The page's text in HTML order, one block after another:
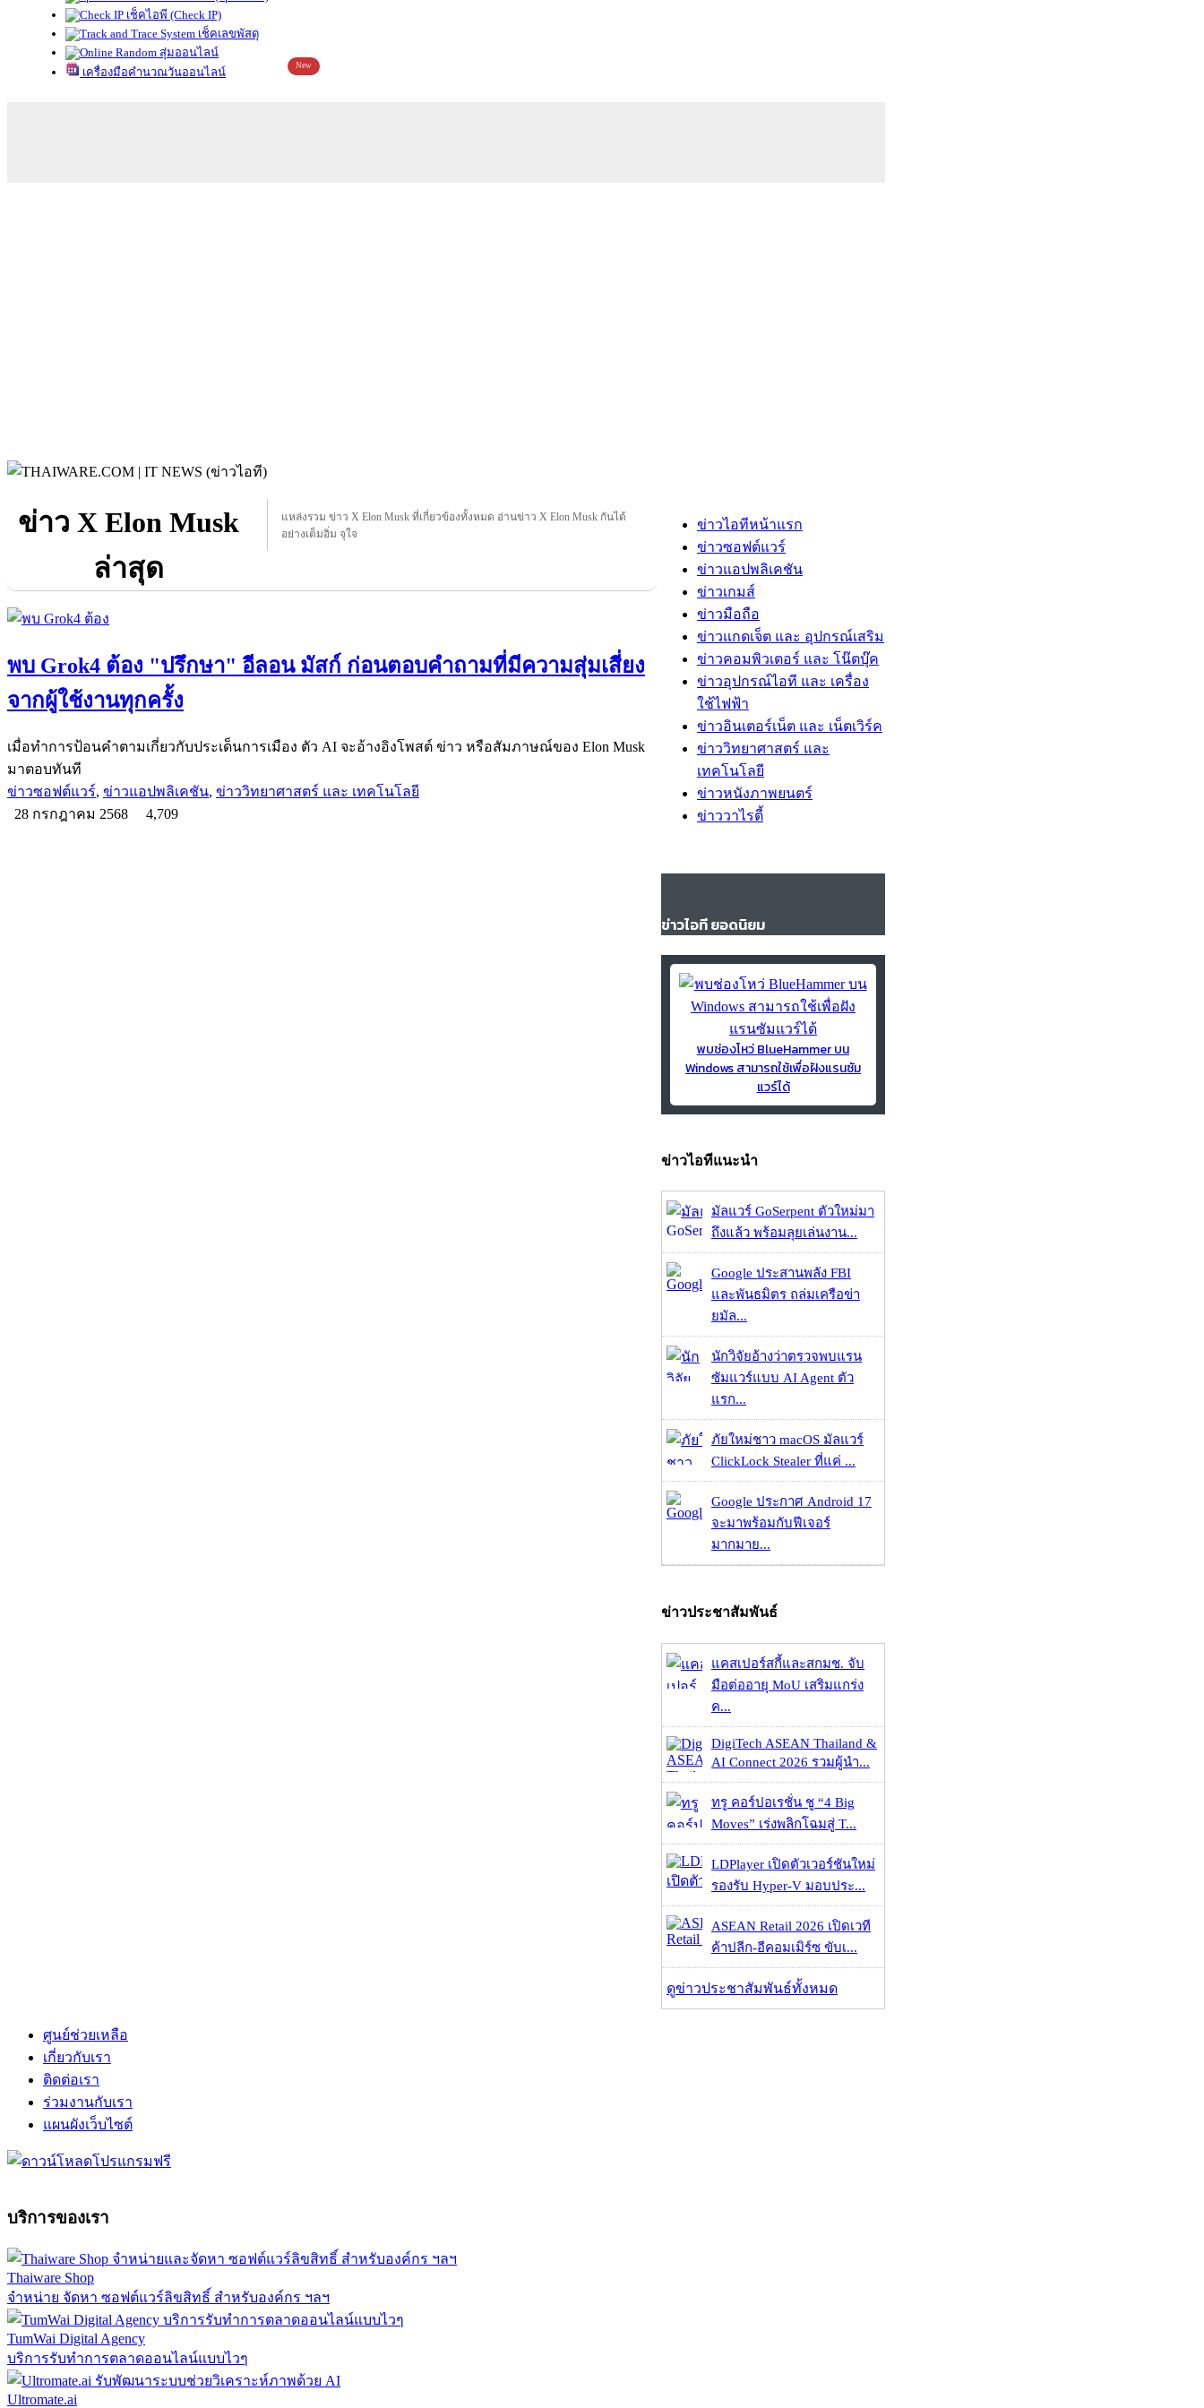
เช็คไอพี (Check IP)
เช็คเลขพัสดุ
สุ่มออนไลน์
เครื่องมือคำนวณวันออนไลน์
New
ข่าว X Elon Musk
ล่าสุด
แหล่งรวม ข่าว X Elon Musk ที่เกี่ยวข้องทั้งหมด อ่านข่าว X Elon Musk กันได้
อย่างเต็มอิ่ม จุใจ
พบ Grok4 ต้อง "ปรึกษา" อีลอน มัสก์ ก่อนตอบคำถามที่มีความสุ่มเสี่ยง
จากผู้ใช้งานทุกครั้ง
เมื่อทำการป้อนคำตามเกี่ยวกับประเด็นการเมือง ตัว AI จะอ้างอิงโพสต์ ข่าว หรือสัมภาษณ์ของ Elon Musk
มาตอบทันที
ข่าวซอฟต์แวร์, ข่าวแอปพลิเคชัน, ข่าววิทยาศาสตร์ และ เทคโนโลยี
28 กรกฎาคม 2568
4,709
ข่าวไอทีหน้าแรก
ข่าวซอฟต์แวร์
ข่าวแอปพลิเคชัน
ข่าวเกมส์
ข่าวมือถือ
ข่าวแกดเจ็ต และ อุปกรณ์เสริม
ข่าวคอมพิวเตอร์ และ โน๊ตบุ๊ค
ข่าวอุปกรณ์ไอที และ เครื่อง
ใช้ไฟฟ้า
ข่าวอินเตอร์เน็ต และ เน็ตเวิร์ค
ข่าววิทยาศาสตร์ และ
เทคโนโลยี
ข่าวหนังภาพยนตร์
ข่าววาไรตี้
ข่าวไอที ยอดนิยม
พบช่องโหว่ BlueHammer บน
Windows สามารถใช้เพื่อฝังแรนซัม
แวร์ได้
ข่าวไอทีแนะนำ
มัลแวร์ GoSerpent ตัวใหม่มา
ถึงแล้ว พร้อมลุยเล่นงาน...
Google ประสานพลัง FBI
และพันธมิตร ถล่มเครือข่า
ยมัล...
นักวิจัยอ้างว่าตรวจพบแรน
ซัมแวร์แบบ AI Agent ตัว
แรก...
ภัยใหม่ชาว macOS มัลแวร์
ClickLock Stealer ที่แค่ ...
Google ประกาศ Android 17
จะมาพร้อมกับฟีเจอร์
มากมาย...
ข่าวประชาสัมพันธ์
แคสเปอร์สกี้และสกมช. จับ
มือต่ออายุ MoU เสริมแกร่ง
ค...
DigiTech ASEAN Thailand &
AI Connect 2026 รวมผู้นำ...
ทรู คอร์ปอเรชั่น ชู “4 Big
Moves” เร่งพลิกโฉมสู่ T...
LDPlayer เปิดตัวเวอร์ชันใหม่
รองรับ Hyper-V มอบประ...
ASEAN Retail 2026 เปิดเวที
ค้าปลีก-อีคอมเมิร์ซ ขับเ...
ดูข่าวประชาสัมพันธ์ทั้งหมด
ศูนย์ช่วยเหลือ
เกี่ยวกับเรา
ติดต่อเรา
ร่วมงานกับเรา
แผนผังเว็บไซต์
บริการของเรา
Thaiware Shop
จำหน่าย จัดหา ซอฟต์แวร์ลิขสิทธิ์ สำหรับองค์กร ฯลฯ
TumWai Digital Agency
บริการรับทำการตลาดออนไลน์แบบไวๆ
Ultromate.ai